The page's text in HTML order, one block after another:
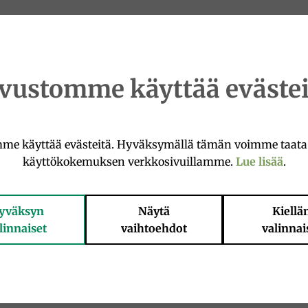
om ett snäckskal. Dess ursprung ärkampaniskt
kraftiga såser, såsomfläskköttsragueller
harmoni.
käyttää
käyttää evästeitä. Hyväksymällä tämän voimme
käyttökokemuksen verkkosivuillamme. Lue lisää.
Näytä
vaihtoehdot